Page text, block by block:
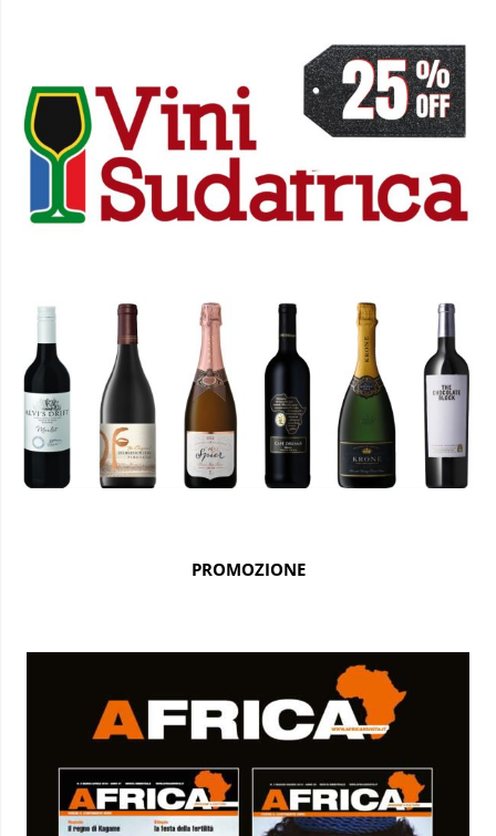
PROMOZIONE